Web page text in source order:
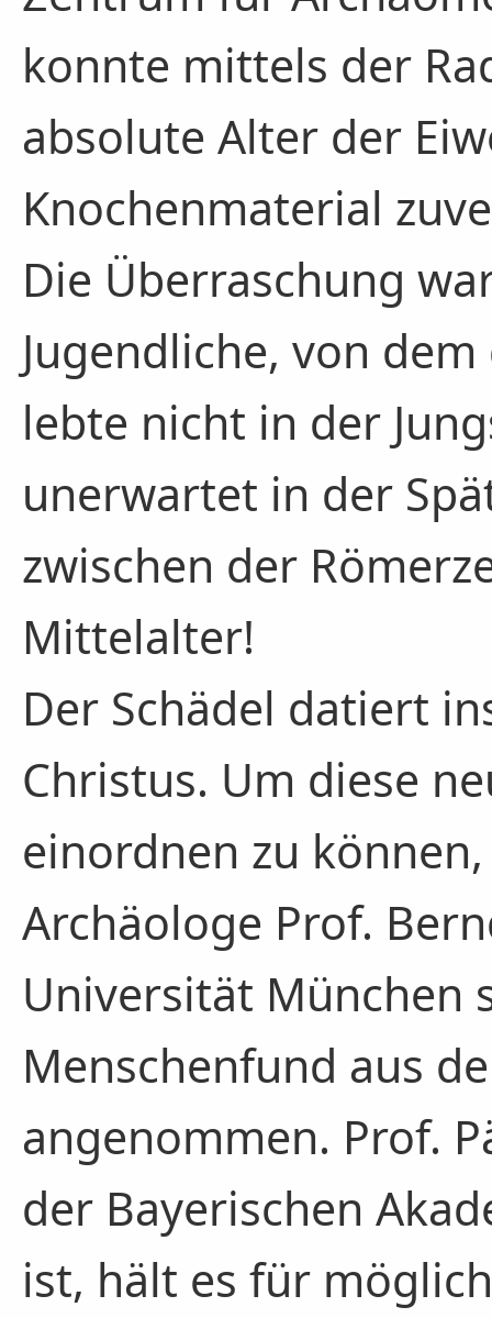
konnte mittels der
absolute Alter der
Knochenmaterial
Die Überraschung
Jugendliche, von
lebte nicht in der
unerwartet in der
zwischen der
Mittelalter!
Der Schädel datiert
Christus. Um diese
einordnen zu
Archäologe Prof.
Universität München
Menschenfund aus
angenommen. Prof.
der Bayerischen
ist, hält es für